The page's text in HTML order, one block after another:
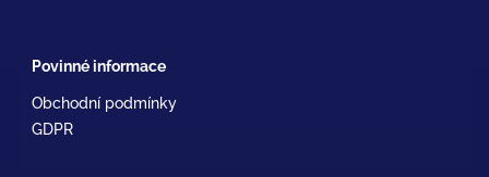
Povinné informace
Obchodní podmínky
GDPR